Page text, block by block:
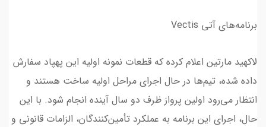
برنامه‌های آتی Vectis
لاکهید مارتین اعلام کرده که قطعات نمونه اولیه این پهپاد سفارش
داده شده، تیم‌ها در حال اجرای مراحل اولیه ساخت هستند و
انتظار می‌رود اولین پرواز ظرف دو سال آینده انجام شود. با این
حال، اجرای این برنامه به عملکرد تأمین‌کنندگان، الزامات قانونی و